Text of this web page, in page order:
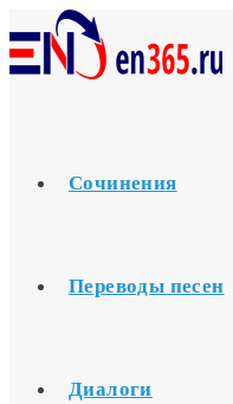
Перейти
к
Сочинения
Переводы песен
Диалоги